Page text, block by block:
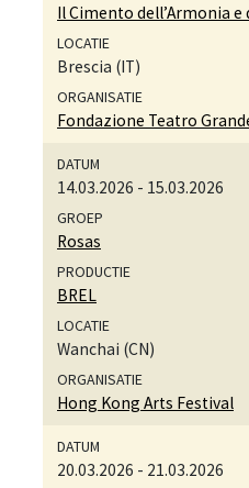
Il Cimento dell’Armonia e
Brescia (IT)
Fondazione Teatro
14.03.2026 - 15.03.2026
Rosas
BREL
Wanchai (CN)
Hong Kong Arts Festival
20.03.2026 - 21.03.2026